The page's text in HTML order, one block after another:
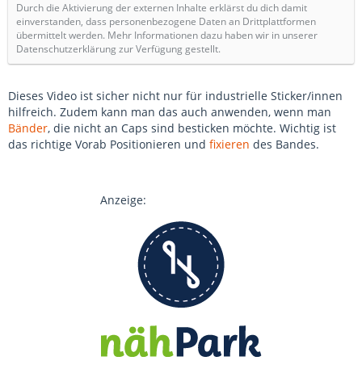
Durch die Aktivierung der externen Inhalte erklärst du dich damit
einverstanden, dass personenbezogene Daten an Drittplattformen
übermittelt werden. Mehr Informationen dazu haben wir in unserer
Datenschutzerklärung zur Verfügung gestellt.
Dieses Video ist sicher nicht nur für industrielle Sticker/innen
hilfreich. Zudem kann man das auch anwenden, wenn man
Bänder, die nicht an Caps sind besticken möchte. Wichtig ist
das richtige Vorab Positionieren und fixieren des Bandes.
Anzeige: